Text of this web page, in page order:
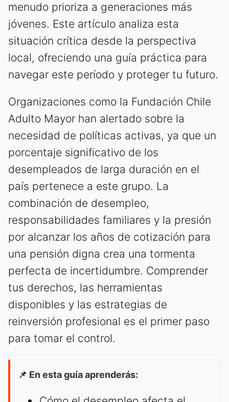
menudo prioriza a generaciones más
jóvenes. Este artículo analiza esta
situación crítica desde la perspectiva
local, ofreciendo una guía práctica para
navegar este período y proteger tu futuro.
Organizaciones como la Fundación Chile
Adulto Mayor han alertado sobre la
necesidad de políticas activas, ya que un
porcentaje significativo de los
desempleados de larga duración en el
país pertenece a este grupo. La
combinación de desempleo,
responsabilidades familiares y la presión
por alcanzar los años de cotización para
una pensión digna crea una tormenta
perfecta de incertidumbre. Comprender
tus derechos, las herramientas
disponibles y las estrategias de
reinversión profesional es el primer paso
para tomar el control.
📌 En esta guía aprenderás: